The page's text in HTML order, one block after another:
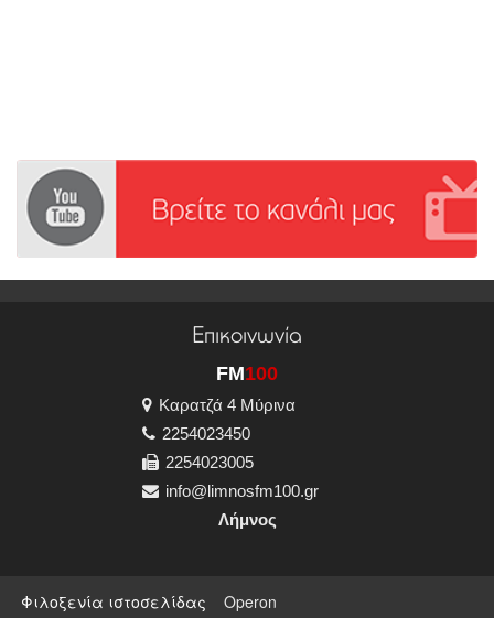
Επικοινωνία
FM100
Καρατζά 4 Μύρινα
2254023450
2254023005
info@limnosfm100.gr
Λήμνος
Φιλοξενία ιστοσελίδας Operon